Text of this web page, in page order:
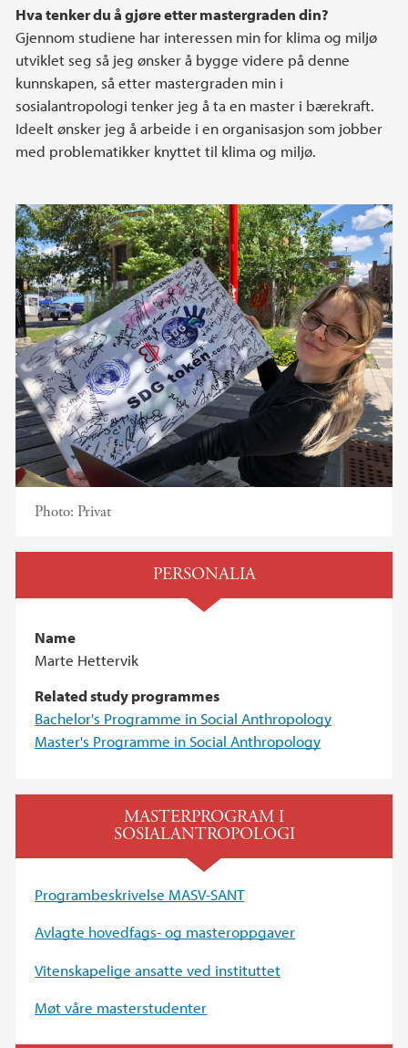
Hva tenker du å gjøre etter mastergraden din?
Gjennom studiene har interessen min for klima og miljø
utviklet seg så jeg ønsker å bygge videre på denne
kunnskapen, så etter mastergraden min i
sosialantropologi tenker jeg å ta en master i bærekraft.
Ideelt ønsker jeg å arbeide i en organisasjon som jobber
med problematikker knyttet til klima og miljø.
Photo: Privat
PERSONALIA
Name
Marte Hettervik
Related study programmes
Bachelor's Programme in Social Anthropology
Master's Programme in Social Anthropology
MASTERPROGRAM I
SOSIALANTROPOLOGI
Programbeskrivelse MASV-SANT
Avlagte hovedfags- og masteroppgaver
Vitenskapelige ansatte ved instituttet
Møt våre masterstudenter